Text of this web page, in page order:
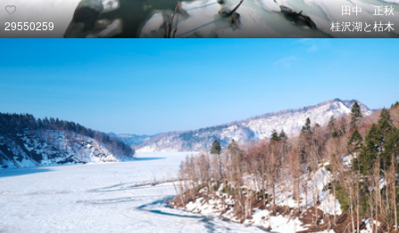
29550259
田中 正秋
桂沢湖と枯木